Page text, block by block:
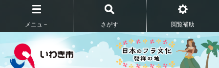
メニュ－ さがす 閲覧補助